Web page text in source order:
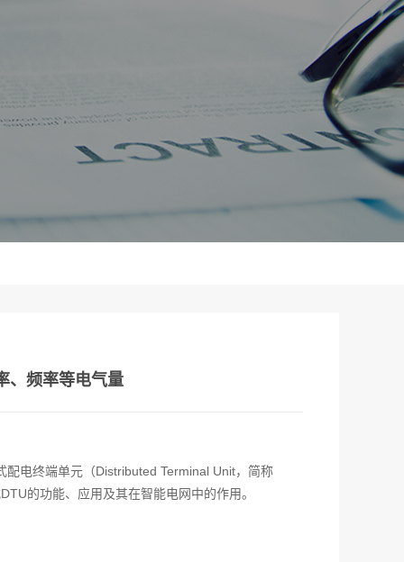
、频率等电气量
电终端单元（Distributed Terminal Unit，简称
的功能、应用及其在智能电网中的作用。